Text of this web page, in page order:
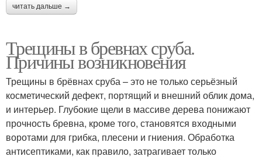
читать дальше →
Трещины в бревнах сруба.
Причины возникновения
Трещины в брёвнах сруба – это не только серьёзный
косметический дефект, портящий и внешний облик дома,
и интерьер. Глубокие щели в массиве дерева понижают
прочность бревна, кроме того, становятся входными
воротами для грибка, плесени и гниения. Обработка
антисептиками, как правило, затрагивает только